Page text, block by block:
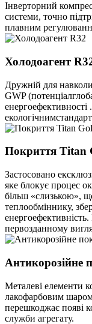
Інверторний
системи, точно
плавним
Холодоагент
Дружній для
GWP
енергоефективності
Покриття Titan
Застосовано
яке блокує процес
більш «слизькою»,
теплообміннику,
первозданному
Антикорозійне
Металеві елементи
лакофарбовим
перешкоджає появі
служби агрегату.